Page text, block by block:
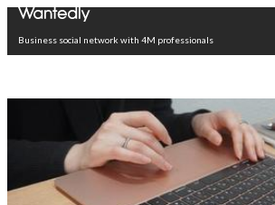
Business social network with 4M professionals